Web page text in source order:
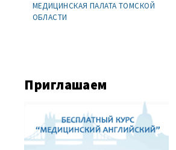
МЕДИЦИНСКАЯ ПАЛАТА ТОМСКОЙ
ОБЛАСТИ
Приглашаем